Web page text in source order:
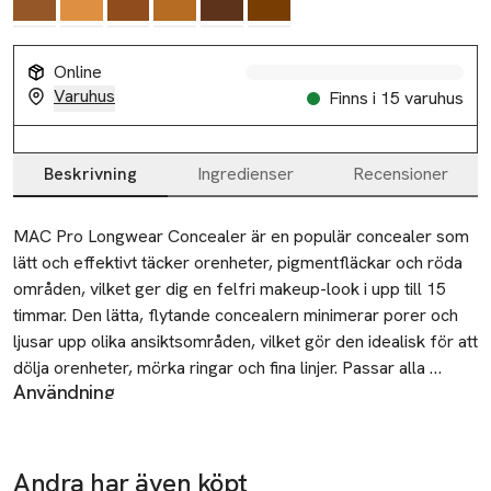
Slut i lager
Online
Varuhus
Finns i 15 varuhus
Beskrivning Ingredienser Recensioner
Beskrivning
MAC Pro Longwear Concealer är en populär concealer som
lätt och effektivt täcker orenheter, pigmentfläckar och röda
områden, vilket ger dig en felfri makeup-look i upp till 15
timmar. Den lätta, flytande concealern minimerar porer och
ljusar upp olika ansiktsområden, vilket gör den idealisk för att
dölja orenheter, mörka ringar och fina linjer. Passar alla
hudtoner. Den är vattenfast, icke-aknegen, och är parfymfri
Det gör produkten:
Användning
Cosmetics för en jämn makeuplook.
Andra har även köpt